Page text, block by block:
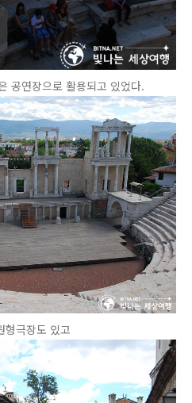
공연장으로 활용되고 있었다.
형극장도 있고